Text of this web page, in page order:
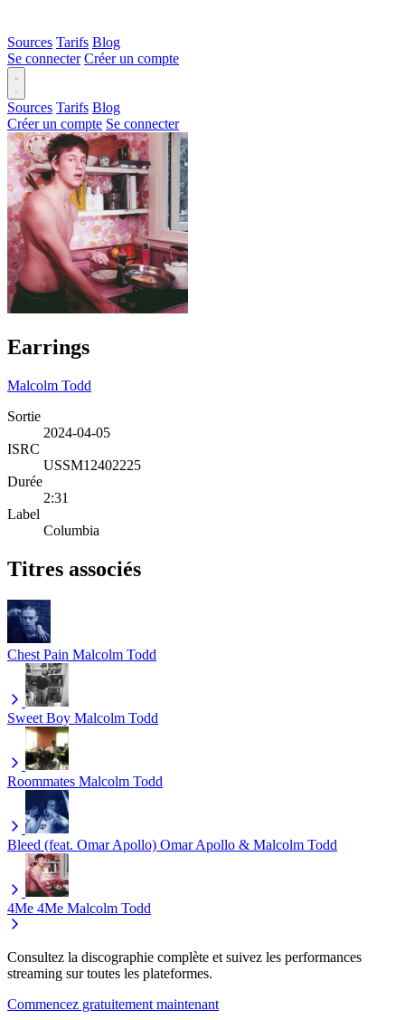
Sources Tarifs Blog
Se connecter Créer un compte
Sources Tarifs Blog
Créer un compte Se connecter
Earrings
Malcolm Todd
Sortie
2024-04-05
ISRC
USSM12402225
Durée
2:31
Label
Columbia
Titres associés
Chest Pain Malcolm Todd
Sweet Boy Malcolm Todd
Roommates Malcolm Todd
Bleed (feat. Omar Apollo) Omar Apollo & Malcolm Todd
4Me 4Me Malcolm Todd
Consultez la discographie complète et suivez les performances
streaming sur toutes les plateformes.
Commencez gratuitement maintenant